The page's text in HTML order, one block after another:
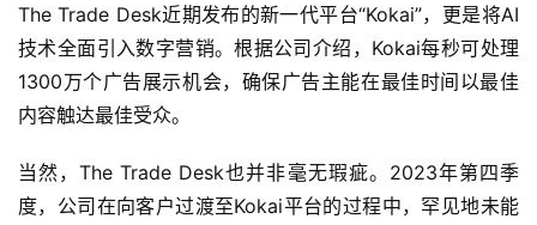
The Trade Desk近期发布的新一代平台“Kokai”，更是将AI
技术全面引入数字营销。根据公司介绍，Kokai每秒可处理
1300万个广告展示机会，确保广告主能在最佳时间以最佳
内容触达最佳受众。
当然，The Trade Desk也并非毫无瑕疵。2023年第四季
度，公司在向客户过渡至Kokai平台的过程中，罕见地未能